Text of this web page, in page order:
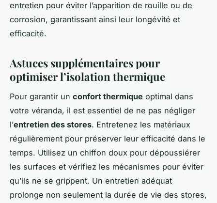
entretien pour éviter l’apparition de rouille ou de
corrosion, garantissant ainsi leur longévité et
efficacité.
Astuces supplémentaires pour
optimiser l’isolation thermique
Pour garantir un confort thermique optimal dans
votre véranda, il est essentiel de ne pas négliger
l’entretien des stores. Entretenez les matériaux
régulièrement pour préserver leur efficacité dans le
temps. Utilisez un chiffon doux pour dépoussiérer
les surfaces et vérifiez les mécanismes pour éviter
qu’ils ne se grippent. Un entretien adéquat
prolonge non seulement la durée de vie des stores,